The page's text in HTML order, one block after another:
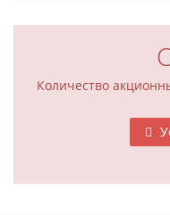
Количество